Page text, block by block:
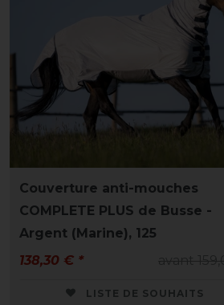
Couverture anti-mouches
COMPLETE PLUS de Busse -
Argent (Marine), 125
138,30 € *
LISTE DE SOUHAITS